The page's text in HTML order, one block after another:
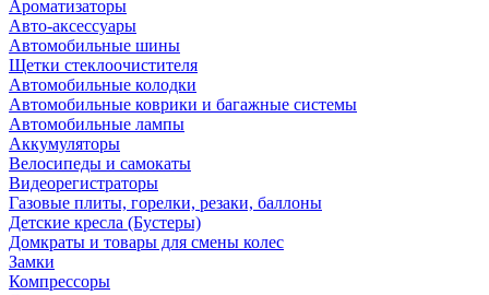
Ароматизаторы
Авто-аксессуары
Автомобильные шины
Щетки стеклоочистителя
Автомобильные колодки
Автомобильные коврики и багажные системы
Автомобильные лампы
Аккумуляторы
Велосипеды и самокаты
Видеорегистраторы
Газовые плиты, горелки, резаки, баллоны
Детские кресла (Бустеры)
Домкраты и товары для смены колес
Замки
Компрессоры